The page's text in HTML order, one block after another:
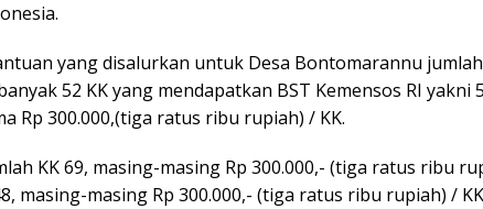
yang disalurkan untuk Desa Bontomarannu jumlah
52 KK yang mendapatkan BST Kemensos RI yakni
Rp 300.000,(tiga ratus ribu rupiah) / KK.
KK 69, masing-masing Rp 300.000,- (tiga ratus ribu
masing-masing Rp 300.000,- (tiga ratus ribu rupiah) /